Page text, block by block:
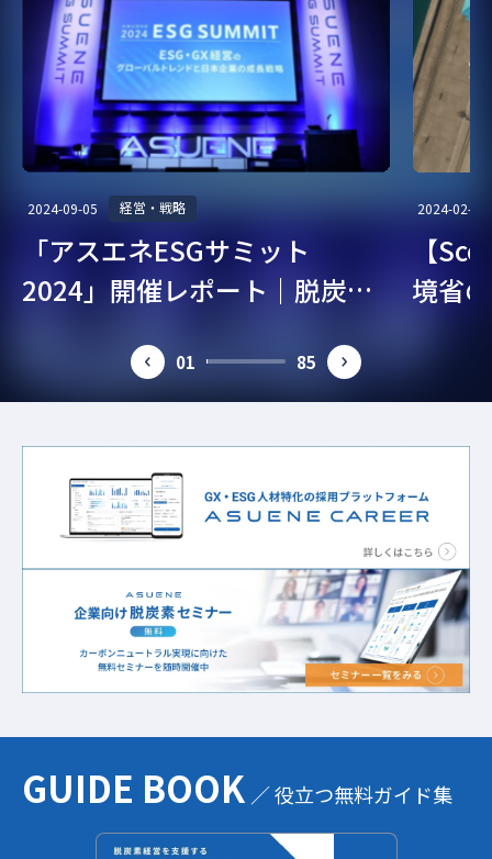
2024-09-05 経営・戦略
「アスエネESGサミット
2024」開催レポート｜脱炭
2024-02-07
【
境省
prev 01 85 next
GUIDE BOOK ／ 役立つ無料ガイド集